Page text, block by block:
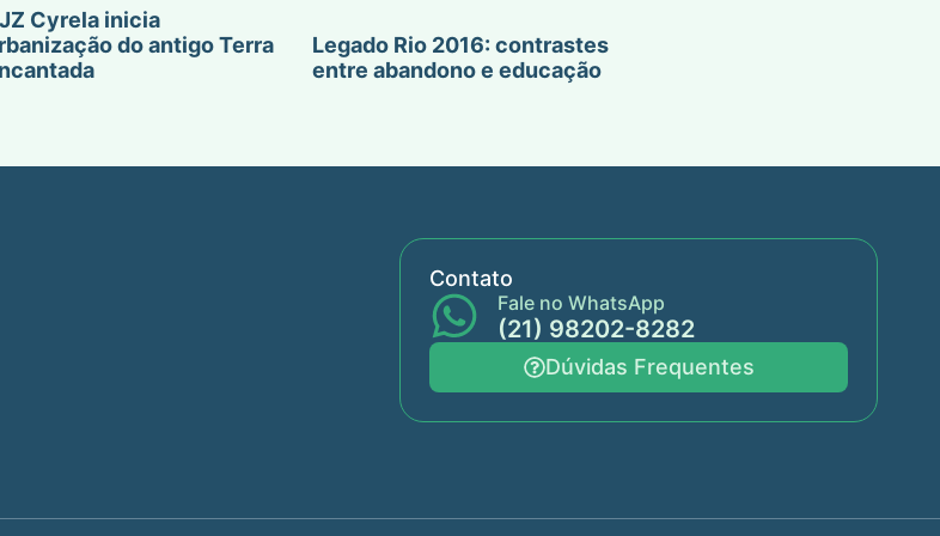
Cyrela inicia
do antigo Terra
Legado Rio 2016: contrastes
entre abandono e educação
Contato
Fale no WhatsApp
(21) 98202-8282
Dúvidas Frequentes